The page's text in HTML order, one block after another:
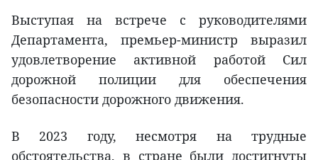
Выступая на встрече с руководителями
Департамента, премьер-министр выразил
удовлетворение активной работой Сил
дорожной полиции для обеспечения
безопасности дорожного движения.
В 2023 году, несмотря на трудные
обстоятельства, в стране были достигнуты